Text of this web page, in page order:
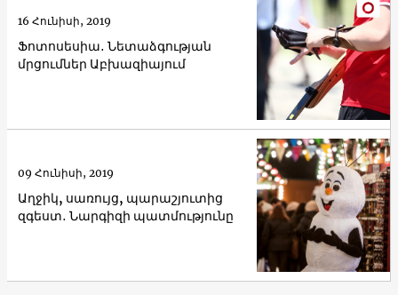
Ֆոտոսեսիա․ Նետաձգության
մրցումներ Աբխազիայում
16 Հունիսի, 2019
Աղջիկ, սառույց, պարաշյուտից
զգեստ․ Նարգիզի պատմությունը
09 Հունիսի, 2019